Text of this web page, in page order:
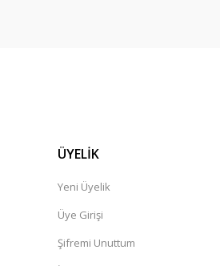
ÜYELİK
Yeni Üyelik
Üye Girişi
Şifremi Unuttum